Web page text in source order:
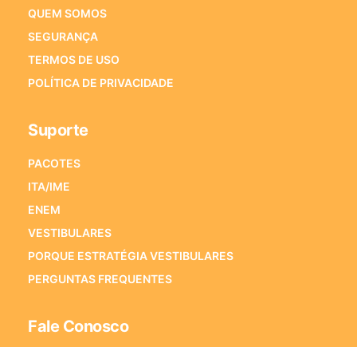
QUEM SOMOS
SEGURANÇA
TERMOS DE USO
POLÍTICA DE PRIVACIDADE
Suporte
PACOTES
ITA/IME
ENEM
VESTIBULARES
PORQUE ESTRATÉGIA VESTIBULARES
PERGUNTAS FREQUENTES
Fale Conosco